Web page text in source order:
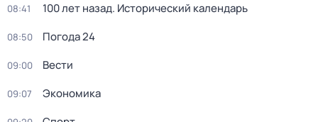
08:41 100 лет назад. Исторический календарь
08:50 Погода 24
09:00 Вести
09:07 Экономика